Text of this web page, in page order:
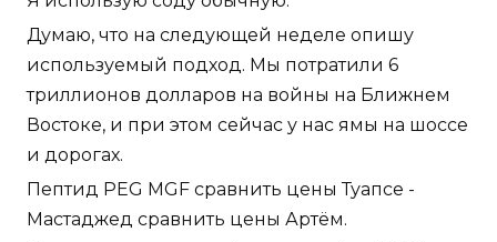
Думаю, что на следующей неделе опишу
используемый подход. Мы потратили 6
триллионов долларов на войны на Ближнем
Востоке, и при этом сейчас у нас ямы на шоссе
и дорогах.
Пептид PEG MGF сравнить цены Туапсе -
Мастаджед сравнить цены Артём.